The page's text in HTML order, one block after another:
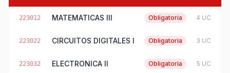
223012 MATEMATICAS III Obligatoria 4 UC
223022 CIRCUITOS DIGITALES I Obligatoria 3 UC
223032 ELECTRONICA II Obligatoria 5 UC